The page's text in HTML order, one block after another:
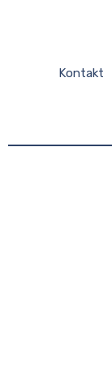
Kontakt